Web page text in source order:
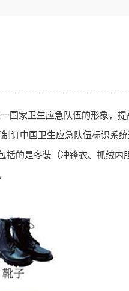
国家卫生应急队伍的形象，提
订中国卫生应急队伍标识系
括的是冬装（冲锋衣、抓绒内